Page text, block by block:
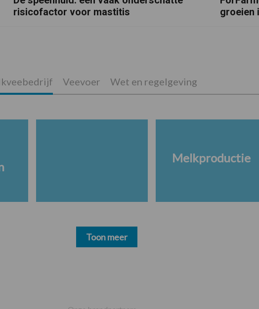
risicofactor voor mastitis
groeien
Veevoer Wet en regelgeving
Melkproductie
Toon meer